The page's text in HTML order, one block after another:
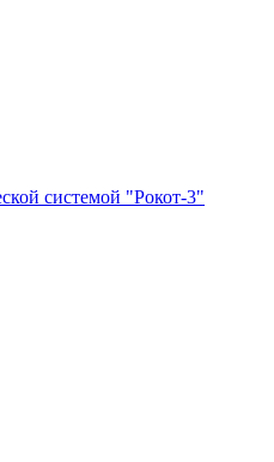
системой "Рокот-3"